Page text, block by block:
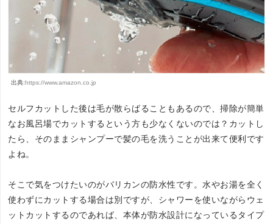
出典:https://www.amazon.co.jp
セルフカットした後は毛が散らばることもあるので、掃除が簡単
なお風呂場でカットするという方も少なくないのでは？カットし
たら、そのままシャンプーで髪の毛を洗うことが出来て便利です
よね。
そこで気をつけたいのがバリカンの防水性です。水やお湯を全く
使わずにカットする場合は別ですが、シャワーを使いながらウェ
ットカットするのであれば、本体が防水設計になっているタイプ